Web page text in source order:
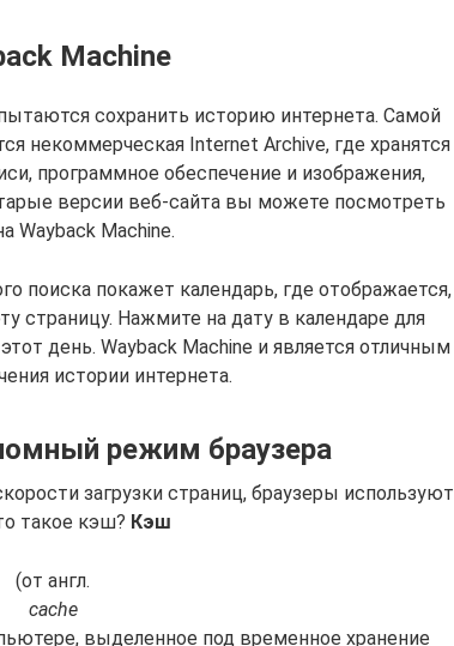
Machine
сохранить историю интернета. Самой
некоммерческая Internet Archive, где хранятся
программное обеспечение и изображения,
версии веб-сайта вы можете посмотреть
Wayback Machine.
поиска покажет календарь, где отображается,
страницу. Нажмите на дату в календаре для
день. Wayback Machine и является отличным
истории интернета.
режим браузера
загрузки страниц, браузеры используют
такое кэш? Кэш
(от англ.
cache
выделенное под временное хранение